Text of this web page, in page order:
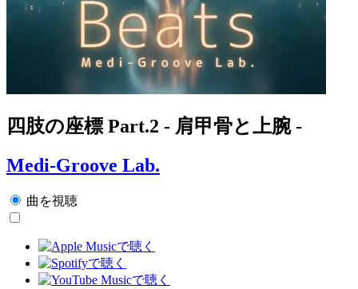
四肢の座標 Part.2 - 肩甲骨と上腕 -
Medi-Groove Lab.
曲を視聴